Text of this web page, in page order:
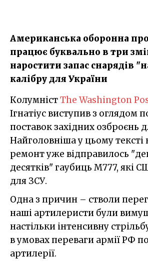
Американська оборонна
працює буквально в три
наростити запас снарядів
калібру для України
КолумністThe Washington
Ігнатіус виступив з оглядом
поставок західних озброєнь
Найголовніша у цьому
ремонт уже відправилось
десятків" гаубиць M777, які
для ЗСУ.
Одна з причин – стволи
наші артилеристи були
настільки інтенсивну
в умовах переваги армії РФ
артилерії.